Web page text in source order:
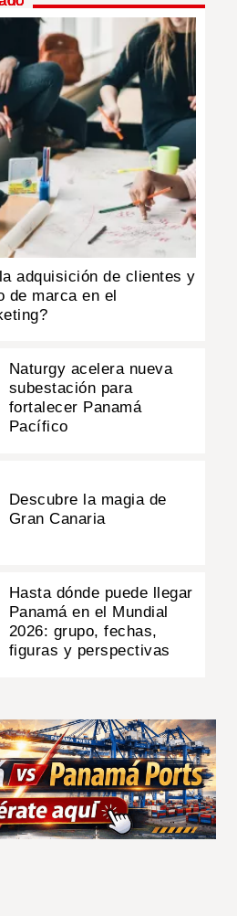
adquisición de clientes y
de marca en el
Naturgy acelera nueva
subestación para
fortalecer Panamá
Pacífico
Descubre la magia de
Gran Canaria
Hasta dónde puede llegar
Panamá en el Mundial
2026: grupo, fechas,
figuras y perspectivas